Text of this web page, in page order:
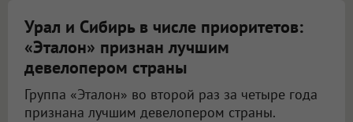
Урал и Сибирь в числе приоритетов:
«Эталон» признан лучшим
девелопером страны
Группа «Эталон» во второй раз за четыре года
признана лучшим девелопером страны.